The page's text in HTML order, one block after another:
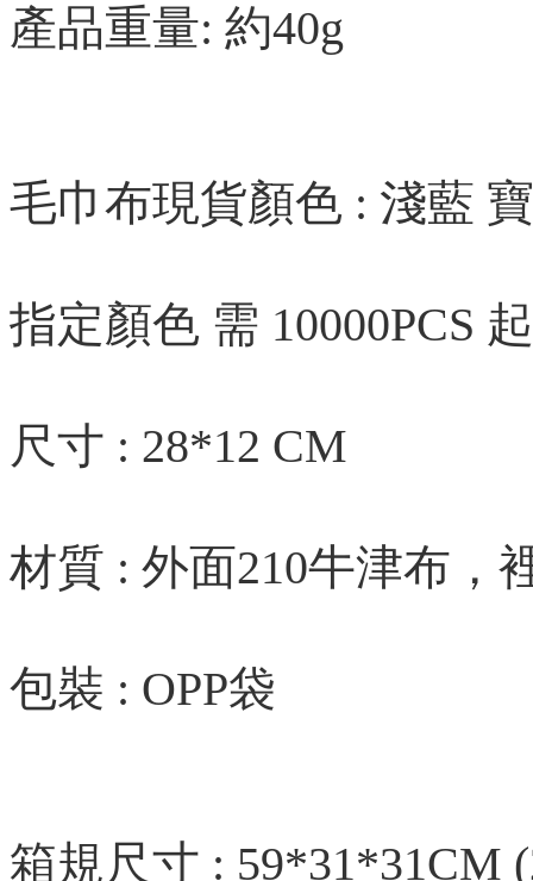
產品重量: 約40g
毛巾布現貨顏色 : 淺藍
指定顏色 需 10000PCS 起
尺寸 : 28*12 CM
材質 : 外面210牛津布，
包裝 : OPP袋
箱規尺寸 : 59*31*31CM